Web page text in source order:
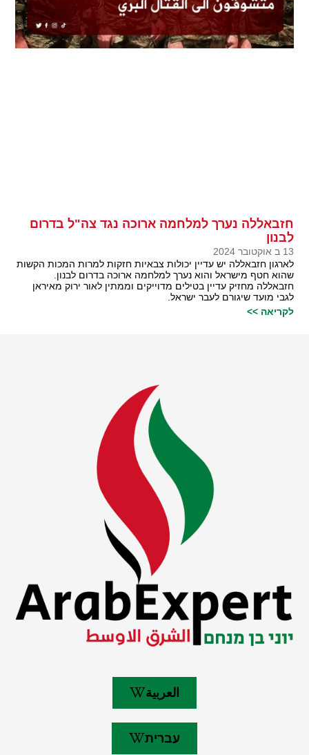
חזבאללה נערך למלחמה ארוכה נגד צה"ל בדרום
לבנון
13 ב אוקטובר 2024
לארגון חזבאללה יש עדיין יכולות צבאיות חזקות למרות המכות הקשות
שהוא חטף מישראל והוא נערך למלחמה ארוכה בדרום לבנון.
חזבאללה מחזיק עדיין בטילים מדוייקים וממתין לאור ירוק מאיראן
לגבי מועד שיגורם לעבר ישראל.
לקריאה >>
العربية
עברית